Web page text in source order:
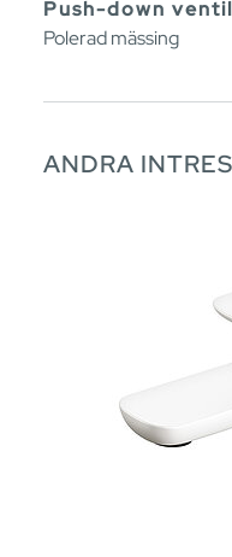
Push-down ventil
Polerad mässing
ANDRA